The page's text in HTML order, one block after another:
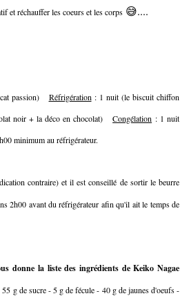
et réchauffer les coeurs et les corps 😅....
passion) Réfrigération : 1 nuit (le biscuit chiffon
noir + la déco en chocolat)Congélation : 1 nuit
minimum au réfrigérateur.
contraire) et il est conseillé de sortir le beurre
2h00 avant du réfrigérateur afin qu'il ait le temps de
donne la liste des ingrédients de Keiko Nagae
g de sucre - 5 g de fécule - 40 g de jaunes d'oeufs -